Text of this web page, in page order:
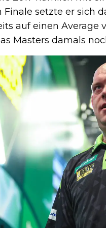
Finale setzte er sich
auf einen Average
Masters damals